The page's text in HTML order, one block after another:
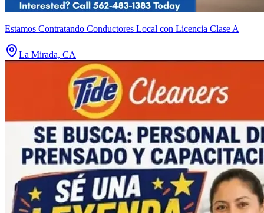
Estamos Contratando Conductores Local con Licencia Clase A
La Mirada, CA